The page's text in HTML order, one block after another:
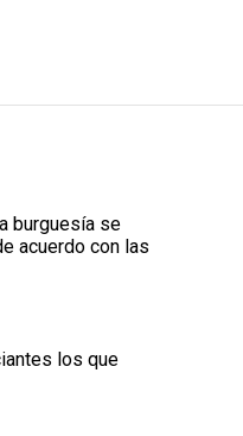
burguesía se
acuerdo con las
los que